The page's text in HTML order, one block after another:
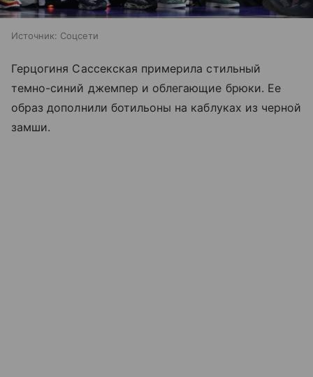
Источник: Соцсети
Герцогиня Сассекская примерила стильный
темно-синий джемпер и облегающие брюки. Ее
образ дополнили ботильоны на каблуках из черной
замши.